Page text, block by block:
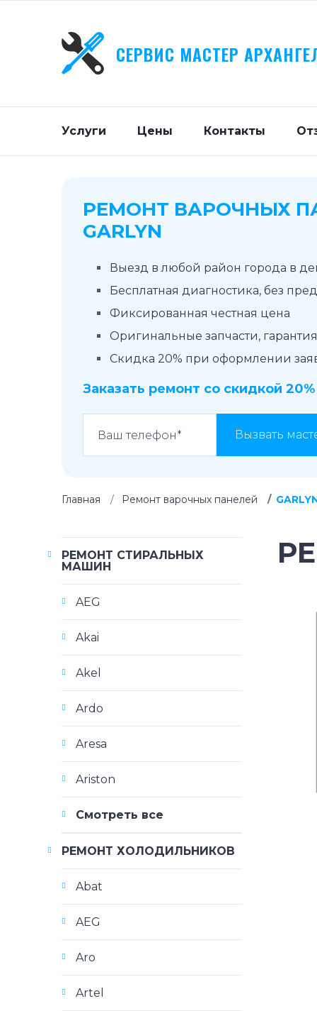
СЕРВИС МАСТЕР
Услуги Цены Контакты
РЕМОНТ ВАРОЧНЫХ
GARLYN
Выезд в любой район города в
Бесплатная диагностика, без
Фиксированная честная цена
Оригинальные запчасти,
Скидка 20% при оформлении
Заказать ремонт со скидкой 20%
Вызвать
Главная Ремонт варочных панелей
РЕМОНТ СТИРАЛЬНЫХ
МАШИН
AEG
Akai
Akel
Ardo
Aresa
Ariston
Смотреть все
РЕМОНТ ХОЛОДИЛЬНИКОВ
Abat
AEG
Aro
Artel